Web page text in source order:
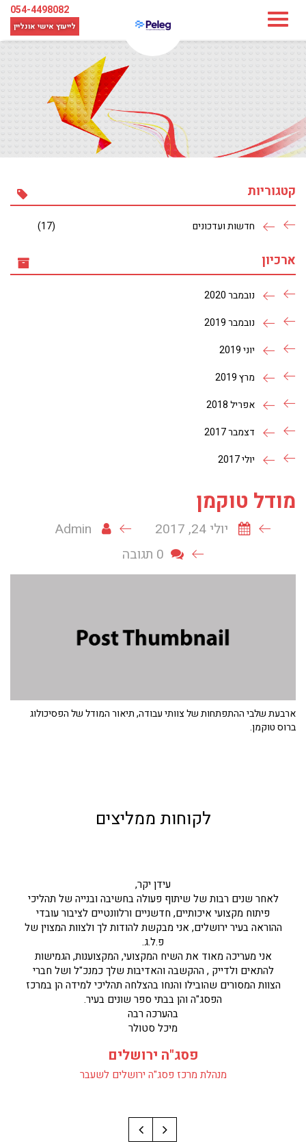
054-4498082
לייעוץ אישי אונליין
קטגוריות
חדשות ועדכונים (17)
ארכיון
נובמבר 2020
נובמבר 2019
יוני 2019
מרץ 2019
אפריל 2018
דצמבר 2017
יולי 2017
מודל טוקמן
יולי 24, 2017
0 תגובה
ארבעת שלבי ההתפתחות של צוותי עבודה, תיאור המודל של הפסיכולוג
ברוס טוקמן.
לקוחות ממליצים
עידן יקר,
לאחר שנים רבות של שיתוף פעולה בחשיבה ובנייה של תהליכי
פיתוח מקצועי איכותיים, חדשניים ורלוונטיים לציבור עובדי
ההוראה בעיר ירושלים, אני מבקשת להודות לך ולצוות המצוין של
פ.ל.ג.
אני מעריכה מאוד את השיח המקצועי, המקצוענות, הגמישות
להתאים ולדייק , ההקשבה והאדיבות שלך כמנכ"ל ושל חברי
הצוות המסורים שהובילו והנחו בהצלחה תהליכי למידה הן במרכז
הפסג"ה והן בבתי ספר שונים בעיר.
בהערכה רבה
מיכל סטולר
פסג"ה ירושלים
מנהלת מרכז פסג"ה ירושלים לשעבר